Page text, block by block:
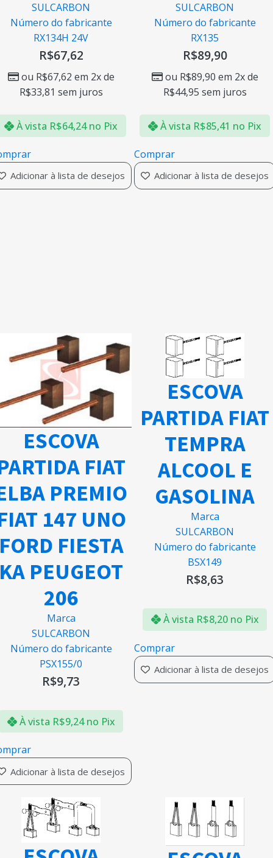
SULCARBON
Número do fabricante
RX134H 24V
R$67,62
ou R$67,62 em 2x de
R$33,81 sem juros
À vista R$64,24 no Pix
Adicionar à lista de desejos
SULCARBON
Número do fabricante
RX135
R$89,90
ou R$89,90 em 2x de
R$44,95 sem juros
À vista R$85,41 no Pix
Comprar
Adicionar à lista de desejos
ESCOVA
FIAT
PREMIO
147 UNO
FIESTA
PEUGEOT
206
Marca
SULCARBON
Número do fabricante
PSX155/0
R$9,73
À vista R$9,24 no Pix
Adicionar à lista de desejos
ESCOVA
PARTIDA FIAT
TEMPRA
ALCOOL E
GASOLINA
Marca
SULCARBON
Número do fabricante
BSX149
R$8,63
À vista R$8,20 no Pix
Comprar
Adicionar à lista de desejos